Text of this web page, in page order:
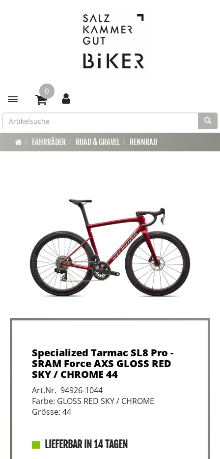
Toggle navigation
0
FAHRRÄDER ROAD & GRAVEL RENNRAD
Specialized Tarmac SL8 Pro -
SRAM Force AXS GLOSS RED
SKY / CHROME 44
Art.Nr. 94926-1044
Farbe: GLOSS RED SKY / CHROME
Grösse: 44
LIEFERBAR IN 14 TAGEN